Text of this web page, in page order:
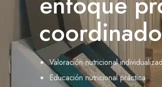
coordinado
Valoración nutricional
Educación nutricional práctica.